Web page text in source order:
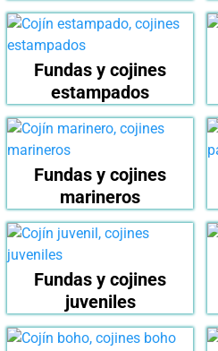
Fundas y cojines
estampados
Fundas y cojines
marineros
Fundas y cojines
juveniles